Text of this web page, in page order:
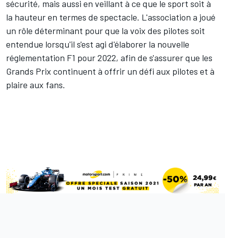
sécurité, mais aussi en veillant à ce que le sport soit à
la hauteur en termes de spectacle. L'association a joué
un rôle déterminant pour que la voix des pilotes soit
entendue lorsqu'il s'est agi d'élaborer la nouvelle
réglementation F1 pour 2022, afin de s'assurer que les
Grands Prix continuent à offrir un défi aux pilotes et à
plaire aux fans.